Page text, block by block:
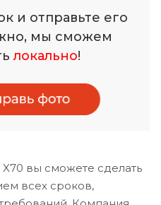
и отправьте его
мы сможем
локально!
вы сможете сделать
всех сроков,